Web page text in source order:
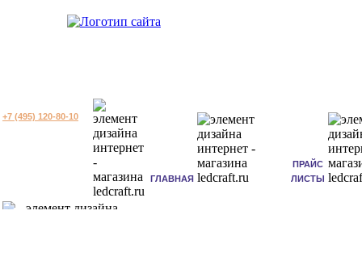
+7 (495) 120-80-10
ГЛАВНАЯ
ПРАЙС
ЛИСТЫ